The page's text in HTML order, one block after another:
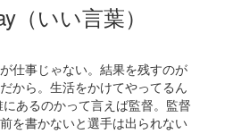
（いい言葉）
仕事じゃない。結果を残すのが
から。生活をかけてやってるん
あるのかって言えば監督。監督
を書かないと選手は出られない